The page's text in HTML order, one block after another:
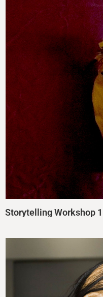
Storytelling Workshop 1